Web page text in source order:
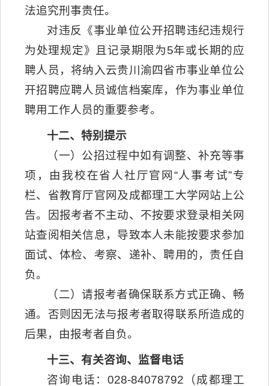
法追究刑事责任。
对违反《事业单位公开招聘违纪违规行
为处理规定》且记录期限为5年或长期的应
聘人员，将纳入云贵川渝四省市事业单位公
开招聘应聘人员诚信档案库，作为事业单位
聘用工作人员的重要参考。
十二、特别提示
（一）公招过程中如有调整、补充等事
项，由我校在省人社厅官网“人事考试”专
栏、省教育厅官网及成都理工大学网站上公
告。因报考者不主动、不按要求登录相关网
站查阅相关信息，导致本人未能按要求参加
面试、体检、考察、递补、聘用的，责任自
负。
（二）请报考者确保联系方式正确、畅
通。否则因无法与报考者取得联系所造成的
后果，由报考者自负。
十三、有关咨询、监督电话
咨询电话：028-84078792（成都理工